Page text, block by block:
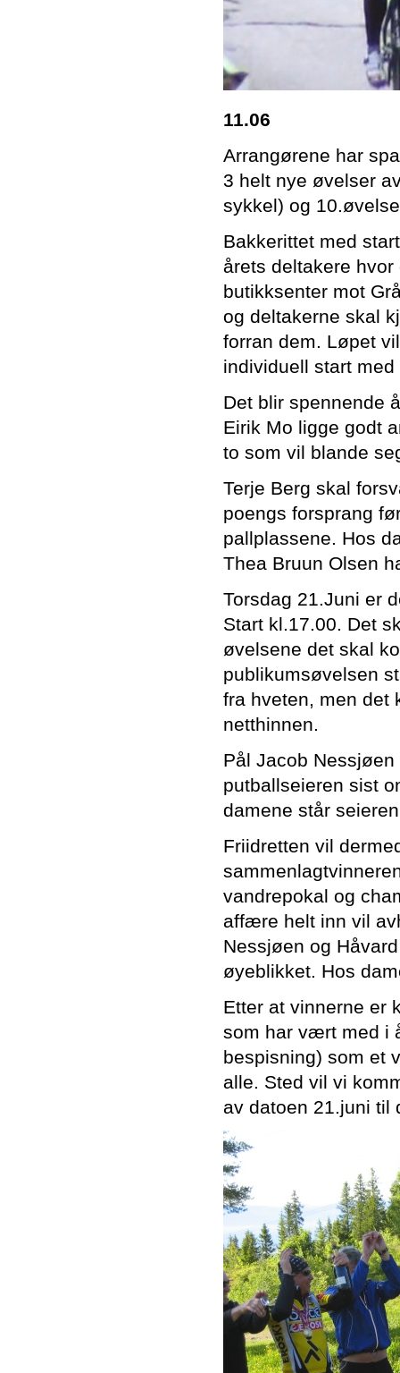
11.06
Arrangørene har
3 helt nye øvelser
sykkel) og
Bakkerittet med
årets deltakere
butikksenter mot
og deltakerne skal
forran dem. Løpet
individuell start
Det blir spennende
Eirik Mo ligge godt
to som vil blande
Terje Berg skal
poengs forsprang
pallplassene. Hos
Thea Bruun Olsen
Torsdag 21.Juni er
Start kl.17.00. Det
øvelsene det skal
publikumsøvelsen
fra hveten, men det
netthinnen.
Pål Jacob
putballseieren sist
damene står
Friidretten vil
vandrepokal og
affære helt inn vil
Nessjøen og
øyeblikket. Hos
Etter at vinnerne er
som har vært med i
bespisning) som et
alle. Sted vil vi
av datoen 21.juni til